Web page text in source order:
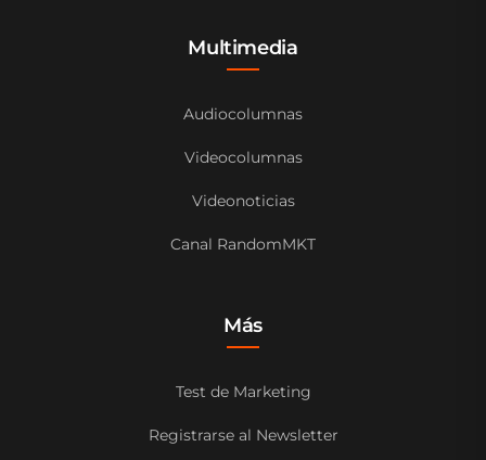
Multimedia
Audiocolumnas
Videocolumnas
Videonoticias
Canal RandomMKT
Más
Test de Marketing
Registrarse al Newsletter